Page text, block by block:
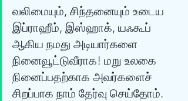
வலிமையும், சிந்தனையும் உடைய
இப்ராஹீம், இஸ்ஹாக், யஃகூப்
ஆகிய நமது அடியார்களை
நினைவூட்டுவீராக! மறு உலகை
நினைப்பதற்காக அவர்களைச்
சிறப்பாக நாம் தேர்வு செய்தோம்.